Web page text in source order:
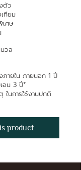
ตัว
ทียม
ศษ
วล
ภายใน ภายนอก 1 ปี
อน 3 ปี*
ในการใช้งานปกติ
product